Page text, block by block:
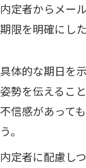
内定者からメー
期限を明確にし
具体的な期日を
姿勢を伝えるこ
不信感があって
う。
内定者に配慮し